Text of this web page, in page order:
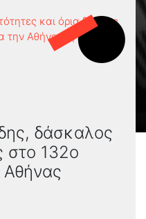
και όρια δράσης
την Αθήνα, τη Δρέσδη
δάσκαλος
στο 132ο
Αθήνας